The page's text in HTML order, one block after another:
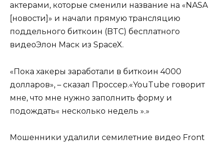
актерами, которые сменили название на «NASA
[новости]» и начали прямую трансляцию
поддельного биткоин (BTC) бесплатного
видеоЭлон Маск из SpaceX.
«Пока хакеры заработали в биткоин 4000
долларов», – сказал Проссер.«YouTube говорит
мне, что мне нужно заполнить форму и
подождать« несколько недель ».»
Мошенники удалили семилетние видео Front